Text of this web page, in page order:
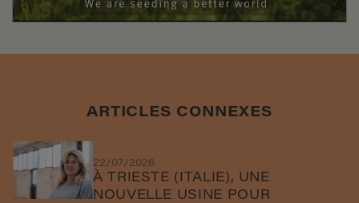
ARTICLES CONNEXES
22/07/2026
À TRIESTE (ITALIE), UNE
NOUVELLE USINE POUR